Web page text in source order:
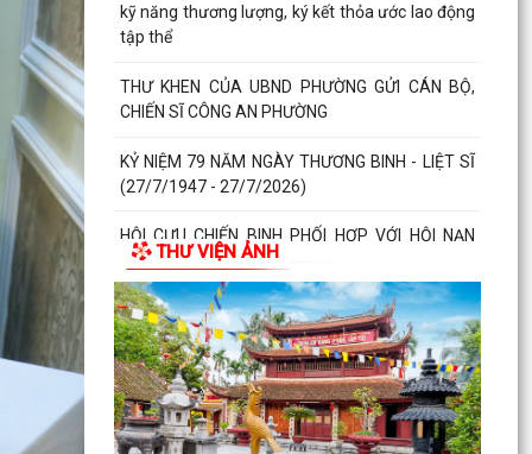
kỹ năng thương lượng, ký kết thỏa ước lao động
tập thể
THƯ KHEN CỦA UBND PHƯỜNG GỬI CÁN BỘ,
CHIẾN SĨ CÔNG AN PHƯỜNG
KỶ NIỆM 79 NĂM NGÀY THƯƠNG BINH - LIỆT SĨ
(27/7/1947 - 27/7/2026)
HỘI CỰU CHIẾN BINH PHỐI HỢP VỚI HỘI NẠN
NHÂN DA CAM/DIOXIN PHƯỜNG VIỆT HÒA
THĂM, TẶNG QUÀ GIA ĐÌNH...
PHƯỜNG VIỆT HÒA THẮP NẾN TRI ÂN CÁC ANH
HÙNG LIỆT SĨ NHÂN KỶ NIỆM 79 NĂM NGÀY
THƯƠNG BINH - LIỆT SĨ...
Phường Việt Hòa tổ chức ra quân dọn dẹp vệ
THƯ VIỆN ẢNH